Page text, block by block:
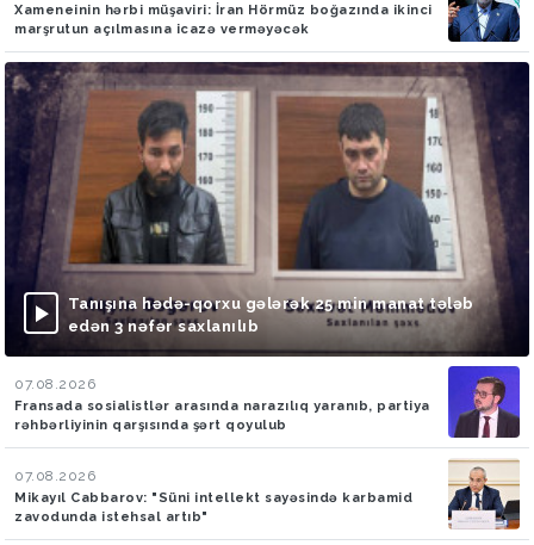
Xameneinin hərbi müşaviri: İran Hörmüz boğazında ikinci
marşrutun açılmasına icazə verməyəcək
Tanışına hədə-qorxu gələrək 25 min manat tələb
edən 3 nəfər saxlanılıb
07.08.2026
Fransada sosialistlər arasında narazılıq yaranıb, partiya
rəhbərliyinin qarşısında şərt qoyulub
07.08.2026
Mikayıl Cabbarov: "Süni intellekt sayəsində karbamid
zavodunda istehsal artıb"